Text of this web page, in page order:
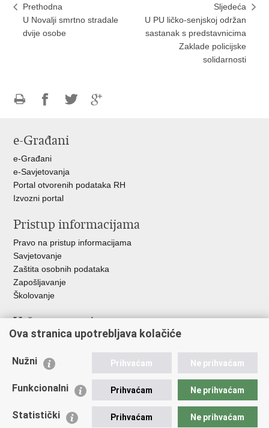
Prethodna
U Novalji smrtno stradale
dvije osobe
Sljedeća
U PU ličko-senjskoj održan
sastanak s predstavnicima
Zaklade policijske
solidarnosti
FacebookuTwitteru
e-Građani
e-Građani
e-Savjetovanja
Portal otvorenih podataka RH
Izvozni portal
Pristup informacijama
Pravo na pristup informacijama
Savjetovanje
Zaštita osobnih podataka
Zapošljavanje
Školovanje
Važne poveznice
Ministarstvo unutarnjih poslova
Udruge
Policijska akademija
Zaklada policijske solidarnosti
Ova stranica upotrebljava kolačiće
Nužni Prihvaćam Ne prihvaćam
Funkcionalni Prihvaćam Ne prihvaćam
Statistički Prihvaćam Ne prihvaćam